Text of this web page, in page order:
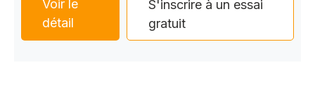
Voir le
détail
S'inscrire à un essai
gratuit